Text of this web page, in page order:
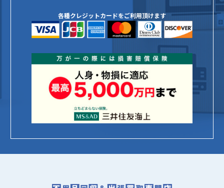
各種クレジットカードをご利用頂けます